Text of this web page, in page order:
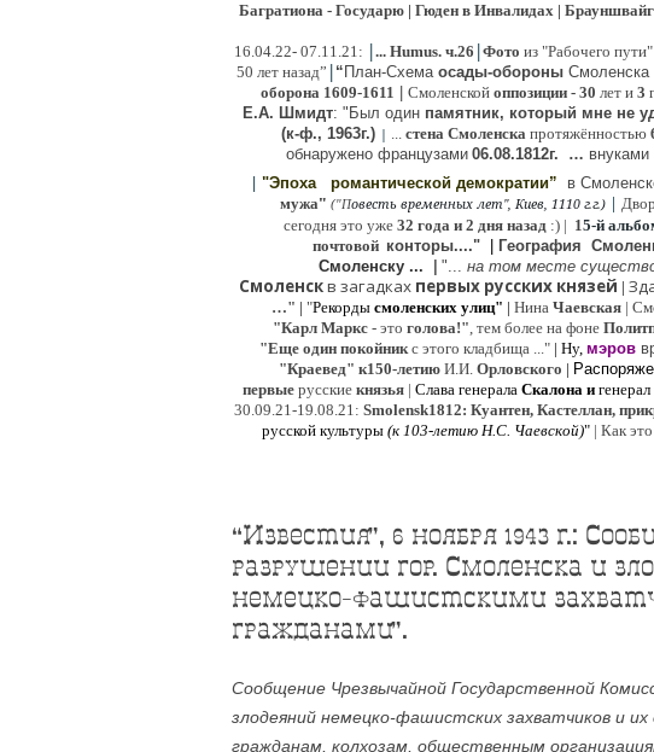
Багратиона - Государю | Гюден в Инвалидах |
16.04.22- 07.11.21: |... Humus. ч.26 |Фото из "Рабочего
50 лет назад” | “ План-Схема осады-обороны Смоленска
оборона 1609-1611 Смоленской оппозиции - 30 лет и 3
Е.А. Шмидт: "Был один памятник, который мне не
(к-ф., 1963г.) | ... стена Смоленска протяжённостью
обнаружено французами 06.08.1812г. … внуками
| "Эпохаромантической демократии” в
мужа" ("Повесть временных лет", Киев, 1110 г.г.) |
сегодня это уже 32 года и 2 дня назад :) | 15-й
почтовой конторы...." Гeография
Смоленску ...
"... на том месте
Смоленскв загадках первых русских князей |
…" | "Рекорды смоленских улиц" | Нина Чаевская |
"Карл Маркс - это голова!", тем более на фоне
"Еще один покойникс этого кладбища ..." | Ну, мэров
"Краевед" к150-летию И.И. Орловского |
первые русские князья | Слава генерала Скалона и
30.09.21-19.08.21: Smolensk1812: Куантен, Кастеллан,
русской культуры (к 103-летию Н.С. Чаевской)" | Как
“Известия”, 6 ноября 1943 г.:
разрушении гор. Смоленска и
немецко-фашистскими
гражданами”.
Сообщение Чрезвычайной Государственной
злодеяний немецко-фашистских захватчиков и
гражданам, колхозам, общественным